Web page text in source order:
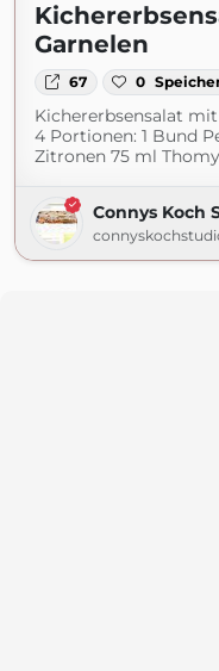
Garnelen
67 0
Kichererbsensalat
4 Portionen: 1 Bund
Zitronen 75 ml Thomy
Connys Koch